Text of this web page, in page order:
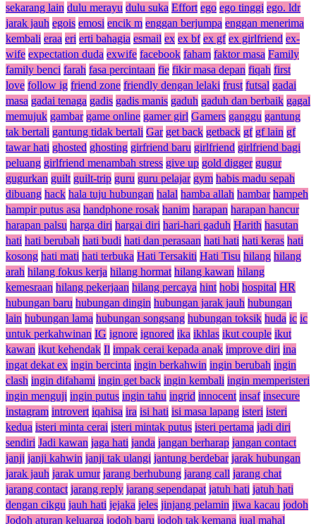
sekarang lain dulu merayu dulu suka Effort ego ego tinggi ego. ldr
jarak jauh egois emosi encik m enggan berjumpa enggan menerima
kembali eraa eri erti bahagia esmail ex ex bf ex gf ex girlfriend ex-
wife expectation duda exwife facebook faham faktor masa Family
family benci farah fasa percintaan fie fikir masa depan fiqah first
love follow ig friend zone friendly dengan lelaki frust futsal gadai
masa gadai tenaga gadis gadis manis gaduh gaduh dan berbaik gagal
memujuk gambar game online gamer girl Gamers ganggu gantung
tak bertali gantung tidak bertali Gar get back getback gf gf lain gf
tawar hati ghosted ghosting girfriend baru girlfriend girlfriend bagi
peluang girlfriend menambah stress give up gold digger gugur
gugurkan guilt guilt-trip guru guru pelajar gym habis madu sepah
dibuang hack hala tuju hubungan halal hamba allah hambar hampeh
hampir putus asa handphone rosak hanim harapan harapan hancur
harapan palsu harga diri hargai diri hari-hari gaduh Harith hasutan
hati hati berubah hati budi hati dan perasaan hati hati hati keras hati
kosong hati mati hati terbuka Hati Tersakiti Hati Tisu hilang hilang
arah hilang fokus kerja hilang hormat hilang kawan hilang
kemesraan hilang pekerjaan hilang percaya hint hobi hospital HR
hubungan baru hubungan dingin hubungan jarak jauh hubungan
lain hubungan lama hubungan songsang hubungan toksik huda ic ic
untuk perkahwinan IG ignore ignored ika ikhlas ikut couple ikut
kawan ikut kehendak Il impak cerai kepada anak improve diri ina
ingat dekat ex ingin bercinta ingin berkahwin ingin berubah ingin
clash ingin difahami ingin get back ingin kembali ingin memperisteri
ingin menguji ingin putus ingin tahu ingrid innocent insaf insecure
instagram introvert iqahisa ira isi hati isi masa lapang isteri isteri
kedua isteri minta cerai isteri mintak putus isteri pertama jadi diri
sendiri Jadi kawan jaga hati janda jangan berharap jangan contact
janji janji kahwin janji tak ulangi jantung berdebar jarak hubungan
jarak jauh jarak umur jarang berhubung jarang call jarang chat
jarang contact jarang reply jarang sependapat jatuh hati jatuh hati
dengan cikgu jauh hati jejaka jeles jinjang pelamin jiwa kacau jodoh
Jodoh aturan keluarga jodoh baru jodoh tak kemana jual mahal